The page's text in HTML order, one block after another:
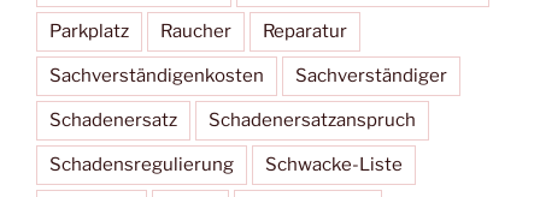
Parkplatz Raucher Reparatur
Sachverständigenkosten Sachverständiger
Schadenersatz Schadenersatzanspruch
Schadensregulierung Schwacke-Liste